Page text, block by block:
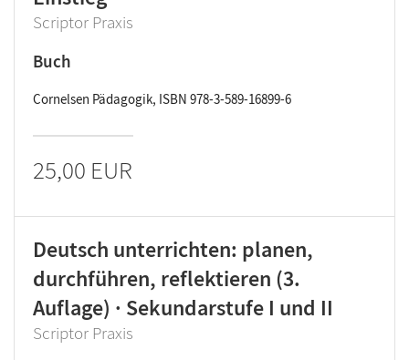
Scriptor Praxis
Buch
Cornelsen Pädagogik, ISBN 978-3-589-16899-6
25,00 EUR
Deutsch unterrichten: planen,
durchführen, reflektieren (3.
Auflage) · Sekundarstufe I und II
Scriptor Praxis